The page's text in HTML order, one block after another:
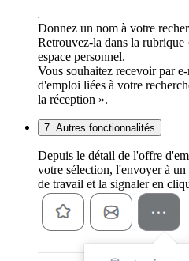
Donnez un nom à votre
Retrouvez-la dans la
espace personnel.
Vous souhaitez recevoir par
d'emploi liées à votre
la réception ».
7. Autres fonctionnalités
Depuis le détail de l'offre
votre sélection, l'envoyer à
de travail et la signaler en